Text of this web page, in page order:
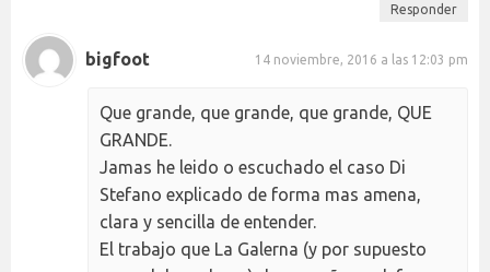
Responder
bigfoot 14 noviembre, 2016 a las 12:03 pm
Que grande, que grande, que grande, QUE
GRANDE.
Jamas he leido o escuchado el caso Di
Stefano explicado de forma mas amena,
clara y sencilla de entender.
El trabajo que La Galerna (y por supuesto